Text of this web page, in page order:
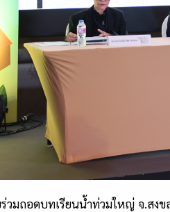
ร่วมถอดบทเรียนน้ำท่วมใหญ่ จ.ส